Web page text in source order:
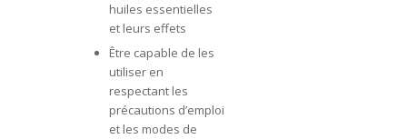
huiles essentielles
et leurs effets
Être capable de les
utiliser en
respectant les
précautions d’emploi
et les modes de